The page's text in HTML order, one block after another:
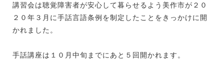
講習会は聴覚障害者が安心して暮らせるよう美作市が２０
２０年３月に手話言語条例を制定したことをきっかけに開
かれました。
手話講座は１０月中旬までにあと５回開かれます。